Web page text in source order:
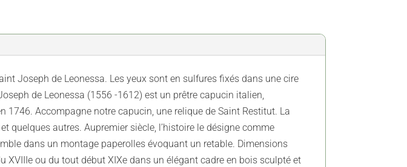
Joseph de Leonessa. Les yeux sont en sulfures fixés dans une cire
de Leonessa (1556 -1612) est un prêtre capucin italien,
Accompagne notre capucin, une relique de Saint Restitut. La
quelques autres. Aupremier siècle, l’histoire le désigne comme
dans un montage paperolles évoquant un retable. Dimensions
ou du tout début XIXe dans un élégant cadre en bois sculpté et